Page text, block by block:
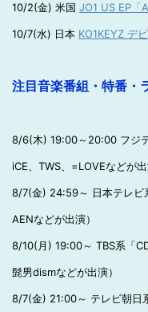
10/2(金) 米国 JO1 US EP「
10/7(水) 日本 KO1KEYZ デ
注目音楽番組・特番・
8/6(木) 19:00～20:00 フジ
iCE、TWS、=LOVEなどが出
8/7(金) 24:59～ 日本テレビ
AENなどが出演）
8/10(月) 19:00～ TBS系「
髭男dismなどが出演）
8/7(金) 21:00～ テレビ朝日